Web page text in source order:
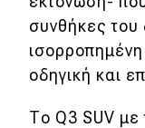
συνθήκες του
ισορροπημένη
οδηγική και
Το Q3 SUV με